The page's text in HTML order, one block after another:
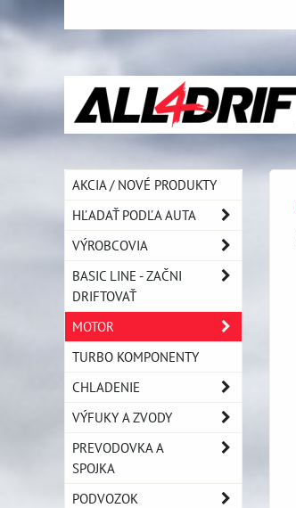
AKCIA / NOVÉ PRODUKTY
HĽADAŤ PODĽA AUTA
VÝROBCOVIA
BASIC LINE - ZAČNI
DRIFTOVAŤ
MOTOR
TURBO KOMPONENTY
CHLADENIE
VÝFUKY A ZVODY
PREVODOVKA A
SPOJKA
PODVOZOK